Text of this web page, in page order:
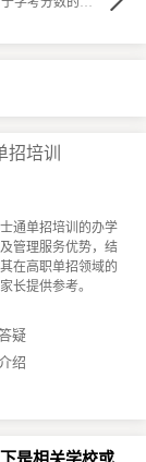
培训
通单招培训的办学
管理服务优势，结
在高职单招领域的
长提供参考。​
疑
绍